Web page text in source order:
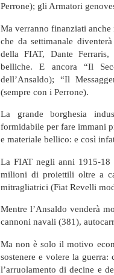
Perrone); gli Armatori
Ma verranno finanziati
che da settimanale
della FIAT, Dante Ferraris,
belliche. E ancora “Il
dell’Ansaldo); “Il
(sempre con i Perrone).
La grande borghesia
formidabile per fare immani
e materiale bellico: e così
La FIAT negli anni 1915-
milioni di proiettili oltre a
mitragliatrici (Fiat Revelli
Mentre l’Ansaldo venderà
cannoni navali (381),
Ma non è solo il motivo
sostenere e volere la
l’arruolamento di decine e